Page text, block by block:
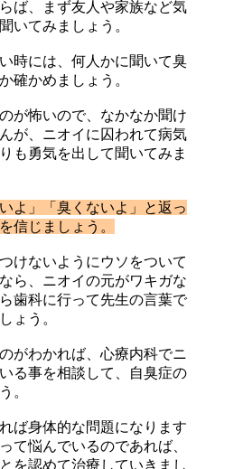
ば、まず友人や家族など気
いてみましょう。
時には、何人かに聞いて臭
確かめましょう。
が怖いので、なかなか聞け
が、ニオイに囚われて病気
も勇気を出して聞いてみま
よ」「臭くないよ」と返っ
信じましょう。
けないようにウソをついて
ら、ニオイの元がワキガな
歯科に行って先生の言葉で
ょう。
がわかれば、心療内科でニ
る事を相談して、自臭症の
。
ば身体的な問題になります
て悩んでいるのであれば、
を認めて治療していきまし